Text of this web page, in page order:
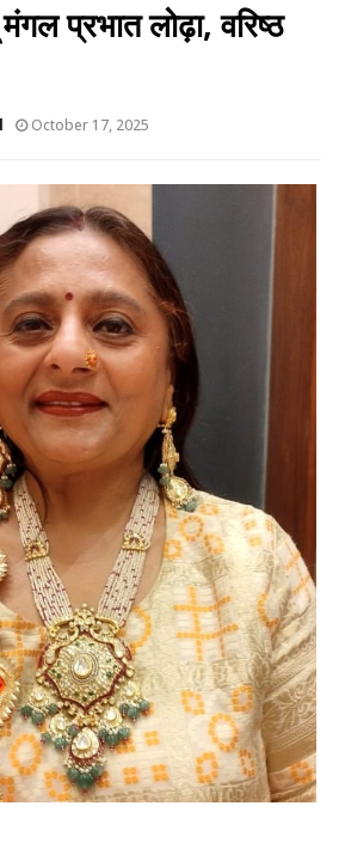
प्रभात लोढ़ा, वरिष्ठ
October 17, 2025